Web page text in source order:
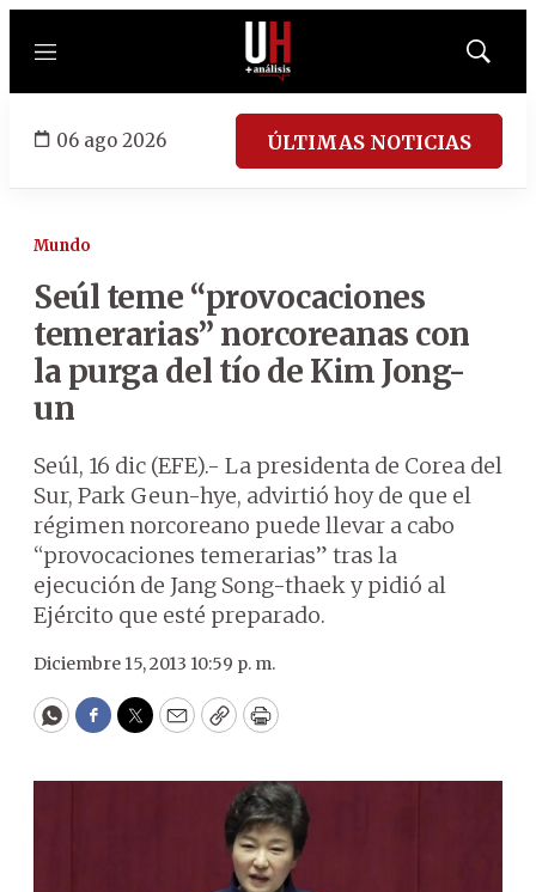
Menú
Mostrar
06 ago 2026 ÚLTIMAS NOTICIAS
Mundo
Seúl teme “provocaciones
temerarias” norcoreanas con
la purga del tío de Kim Jong-
un
Seúl, 16 dic (EFE).- La presidenta de Corea del
Sur, Park Geun-hye, advirtió hoy de que el
régimen norcoreano puede llevar a cabo
“provocaciones temerarias” tras la
ejecución de Jang Song-thaek y pidió al
Ejército que esté preparado.
Diciembre 15, 2013 10:59 p. m.
WhatsApp
Facebook
Twitter
EmailCopyPrint